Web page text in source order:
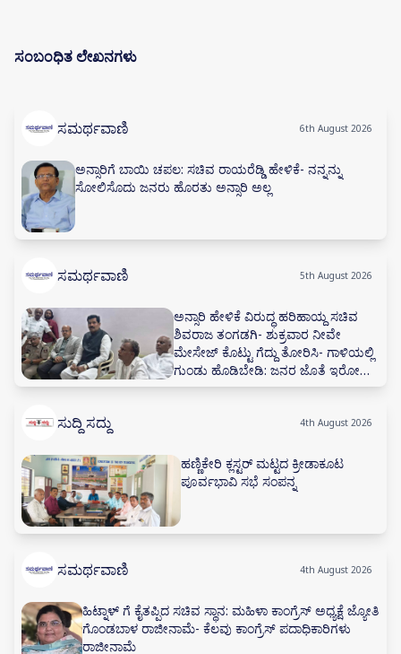
ಸಂಬಂಧಿತ ಲೇಖನಗಳು
ಸಮರ್ಥವಾಣಿ 6th August 2026
ಅನ್ಸಾರಿಗೆ ಬಾಯಿ ಚಪಲ: ಸಚಿವ ರಾಯರೆಡ್ಡಿ ಹೇಳಿಕೆ- ನನ್ನನ್ನು
ಸೋಲಿಸೊದು ಜನರು ಹೊರತು ಅನ್ಸಾರಿ ಅಲ್ಲ
ಸಮರ್ಥವಾಣಿ 5th August 2026
ಅನ್ಸಾರಿ ಹೇಳಿಕೆ ವಿರುದ್ಧ ಹರಿಹಾಯ್ದ ಸಚಿವ
ಶಿವರಾಜ ತಂಗಡಗಿ- ಶುಕ್ರವಾರ ನೀವೇ
ಮೇಸೇಜ್ ಕೊಟ್ಟು ಗೆದ್ದು ತೋರಿಸಿ- ಗಾಳಿಯಲ್ಲಿ
ಗುಂಡು ಹೊಡಿಬೇಡಿ: ಜನರ ಜೊತೆ ಇರೋದು
ಕಲಿಯಿರಿ
ಸುದ್ದಿ ಸದ್ದು 4th August 2026
ಹಣ್ಣಿಕೇರಿ ಕ್ಲಸ್ಟರ್ ಮಟ್ಟದ ಕ್ರೀಡಾಕೂಟ
ಪೂರ್ವಭಾವಿ ಸಭೆ ಸಂಪನ್ನ
ಸಮರ್ಥವಾಣಿ 4th August 2026
ಹಿಟ್ನಾಳ್ ಗೆ ಕೈತಪ್ಪಿದ ಸಚಿವ ಸ್ಥಾನ: ಮಹಿಳಾ ಕಾಂಗ್ರೆಸ್ ಅಧ್ಯಕ್ಷೆ ಜ್ಯೋತಿ
ಗೊಂಡಬಾಳ ರಾಜೀನಾಮೆ- ಕೆಲವು ಕಾಂಗ್ರೆಸ್ ಪದಾಧಿಕಾರಿಗಳು
ರಾಜೀನಾಮೆ